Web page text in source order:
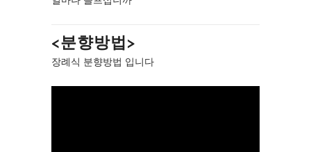
<분향방법>
장례식 분향방법 입니다